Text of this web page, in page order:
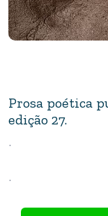
Prosa poética
edição 27.
.
.